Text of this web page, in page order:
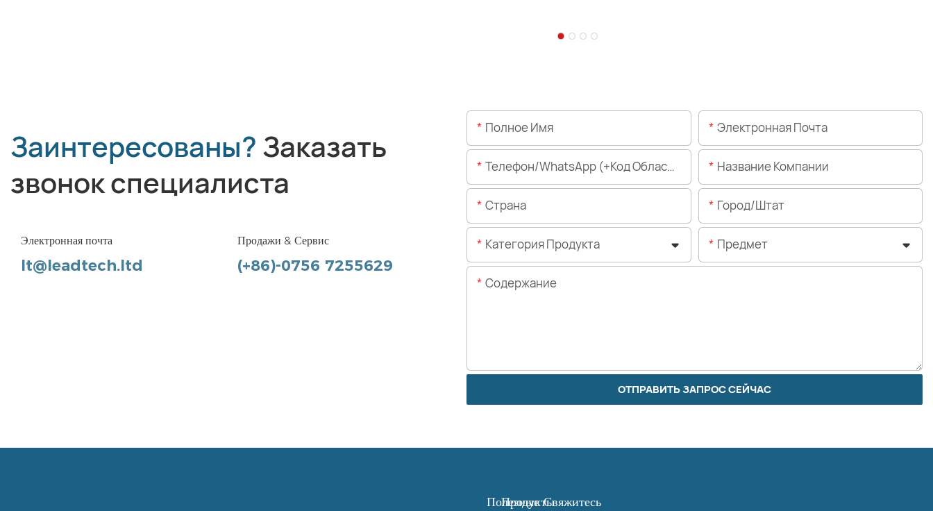
Заинтересованы? Заказать
звонок специалиста
Электронная почта
lt@leadtech.ltd
Продажи & Сервис
(+86)-0756 7255629
Полное Имя Электронная Почта
Телефон/WhatsApp (+код Области) Название Компании
Страна Город/штат
Категория Продукта Предмет
Содержание
ОТПРАВИТЬ ЗАПРОС СЕЙЧАС
Полезные
ПродуктыСвяжитесь